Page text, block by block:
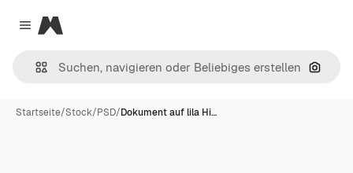
Close menu
Magnific
Nach
Startseite/Stock/PSD/Dokument auf lila Hi…